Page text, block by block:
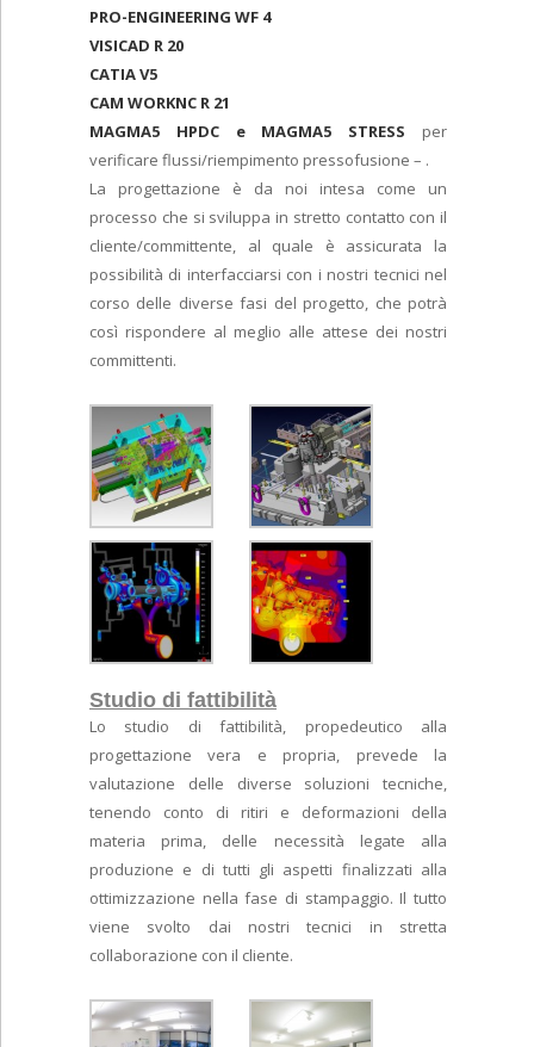
PRO-ENGINEERING WF 4
VISICAD R 20
CATIA V5
CAM WORKNC R 21
MAGMA5 HPDC e MAGMA5 STRESS per
verificare flussi/riempimento pressofusione – .
La progettazione è da noi intesa come un
processo che si sviluppa in stretto contatto con il
cliente/committente, al quale è assicurata la
possibilità di interfacciarsi con i nostri tecnici nel
corso delle diverse fasi del progetto, che potrà
così rispondere al meglio alle attese dei nostri
committenti.
Studio di fattibilità
Lo studio di fattibilità, propedeutico alla
progettazione vera e propria, prevede la
valutazione delle diverse soluzioni tecniche,
tenendo conto di ritiri e deformazioni della
materia prima, delle necessità legate alla
produzione e di tutti gli aspetti finalizzati alla
ottimizzazione nella fase di stampaggio. Il tutto
viene svolto dai nostri tecnici in stretta
collaborazione con il cliente.